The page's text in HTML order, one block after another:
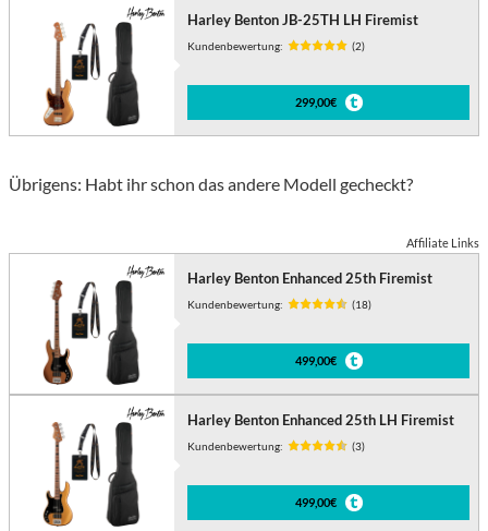
Harley Benton JB-25TH LH Firemist
Kundenbewertung: (2)
299,00€
Übrigens: Habt ihr schon das andere Modell gecheckt?
Affiliate Links
Harley Benton Enhanced 25th Firemist
Kundenbewertung: (18)
499,00€
Harley Benton Enhanced 25th LH Firemist
Kundenbewertung: (3)
499,00€